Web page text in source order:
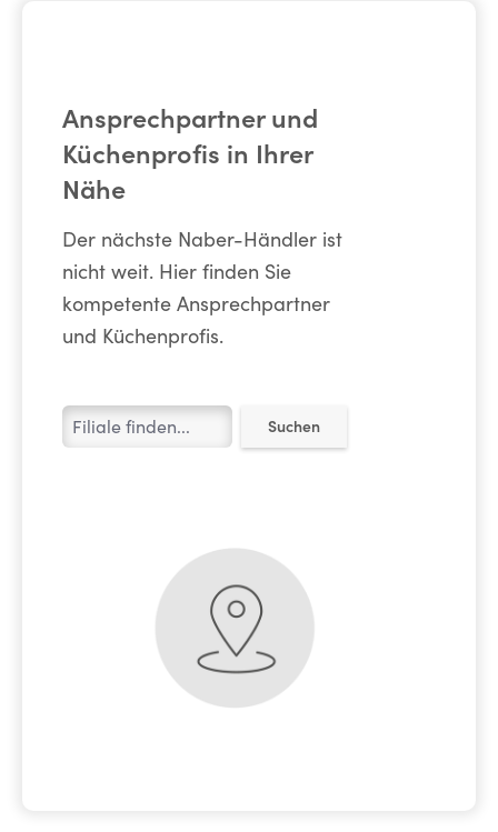
Ansprechpartner und
Küchenprofis in Ihrer
Nähe
Der nächste Naber-Händler ist
nicht weit. Hier finden Sie
kompetente Ansprechpartner
und Küchenprofis.
Suchen